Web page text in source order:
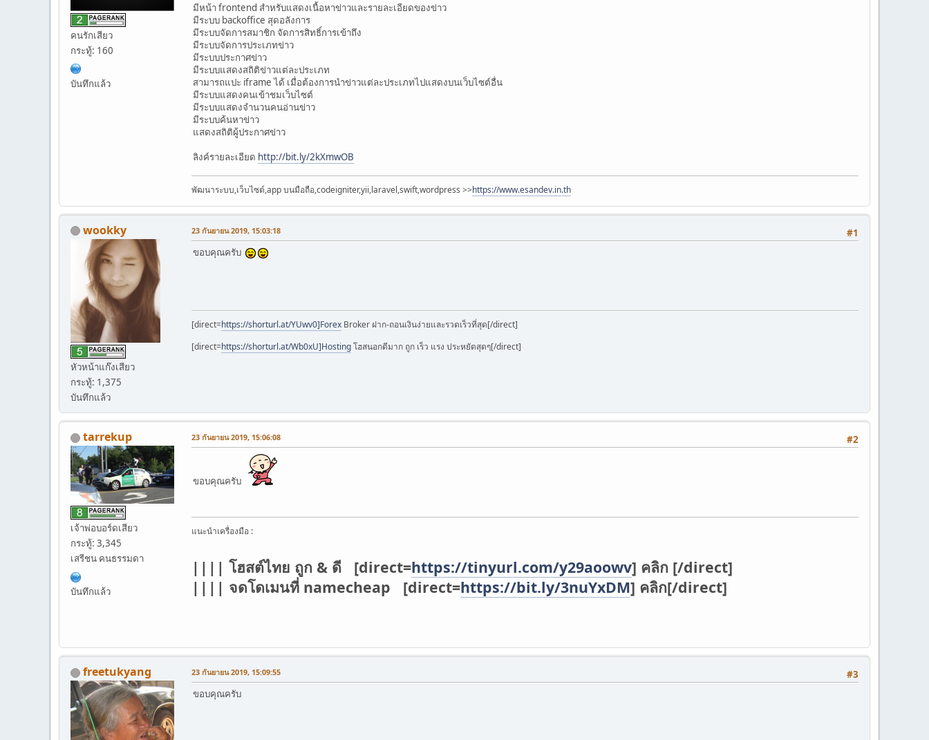
คนรักเสียว
กระทู้: 160
บันทึกแล้ว
มีหน้า frontend สำหรับแสดงเนื้อหาข่าวและรายละเอียดของข่าว
มีระบบ backoffice สุดอลังการ
มีระบบจัดการสมาชิก จัดการสิทธิ์การเข้าถึง
มีระบบจัดการประเภทข่าว
มีระบบประกาศข่าว
มีระบบแสดงสถิติข่าวแต่ละประเภท
สามารถแปะ iframe ได้ เมื่อต้องการนำข่าวแต่ละประเภทไปแสดงบนเว็บไซต์อื่น
มีระบบแสดงคนเข้าชมเว็บไซต์
มีระบบแสดงจำนวนคนอ่านข่าว
มีระบบค้นหาข่าว
แสดงสถิติผู้ประกาศข่าว
ลิงค์รายละเอียด http://bit.ly/2kXmwOB
พัฒนาระบบ,เว็บไซต์,app บนมือถือ,codeigniter,yii,laravel,swift,wordpress >>https://www.esandev.in.th
wookky
หัวหน้าแก๊งเสียว
กระทู้: 1,375
บันทึกแล้ว
#1
23 กันยายน 2019, 15:03:18
ขอบคุณครับ
[direct=https://shorturl.at/YUwv0]Forex Broker ฝาก-ถอนเงินง่ายและรวดเร็วที่สุด[/direct]
[direct=https://shorturl.at/Wb0xU]Hostingโฮสนอกดีมาก ถูก เร็ว แรง ประหยัดสุดๆ[/direct]
tarrekup
เจ้าพ่อบอร์ดเสียว
กระทู้: 3,345
เสรีชน คนธรรมดา
บันทึกแล้ว
#2
23 กันยายน 2019, 15:06:08
ขอบคุณครับ
แนะนำเครื่องมือ :
|||| โฮสต์ไทย ถูก & ดี [direct=https://tinyurl.com/y29aoowv] คลิก [/direct]
|||| จดโดเมนที่ namecheap [direct=https://bit.ly/3nuYxDM] คลิก[/direct]
freetukyang #3
23 กันยายน 2019, 15:09:55
ขอบคุณครับ